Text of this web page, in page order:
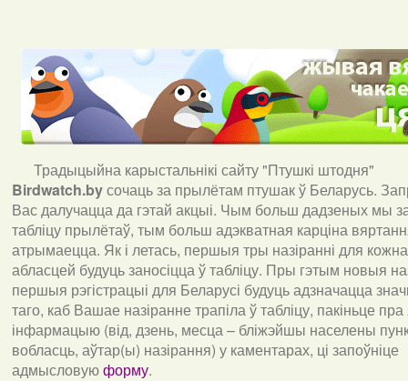
Традыцыйна карыстальнікі сайту "Птушкі штодня"
Birdwatch.byсочаць за прылётам птушак ў Беларусь.
Вас далучацца да гэтай акцыі. Чым больш дадзеных мы
табліцу прылётаў, тым больш адэкватная карціна
атрымаецца. Як і летась, першыя тры назіранні для
абласцей будуць заносіцца ў табліцу. Пры гэтым новыя
першыя рэгістрацыі для Беларусі будуць адзначацца
таго, каб Вашае назіранне трапіла ў табліцу, пакіньце пра
інфармацыю (від, дзень, месца – бліжэйшы населены
вобласць, аўтар(ы) назірання) у каментарах, ці запоўніце
адмысловуюформу.